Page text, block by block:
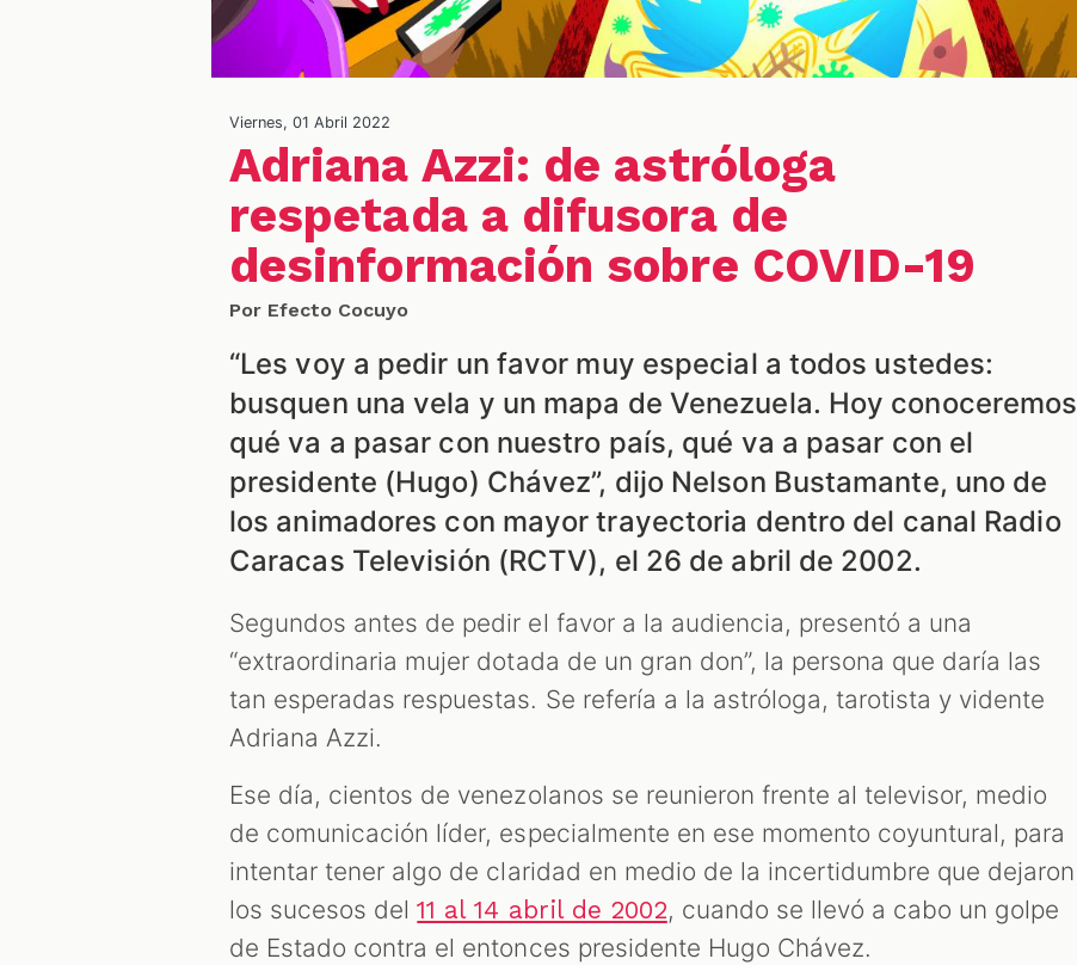
Viernes, 01 Abril 2022
Adriana Azzi: de astróloga
respetada a difusora de
desinformación sobre COVID-19
Por Efecto Cocuyo
“Les voy a pedir un favor muy especial a todos ustedes:
busquen una vela y un mapa de Venezuela. Hoy conoceremos
qué va a pasar con nuestro país, qué va a pasar con el
presidente (Hugo) Chávez”, dijo Nelson Bustamante, uno de
los animadores con mayor trayectoria dentro del canal Radio
Caracas Televisión (RCTV), el 26 de abril de 2002.
Segundos antes de pedir el favor a la audiencia, presentó a una
“extraordinaria mujer dotada de un gran don”, la persona que daría las
tan esperadas respuestas. Se refería a la astróloga, tarotista y vidente
Adriana Azzi.
Ese día, cientos de venezolanos se reunieron frente al televisor, medio
de comunicación líder, especialmente en ese momento coyuntural, para
intentar tener algo de claridad en medio de la incertidumbre que dejaron
los sucesos del11 al 14 abril de 2002, cuando se llevó a cabo un golpe
de Estado contra el entonces presidente Hugo Chávez.